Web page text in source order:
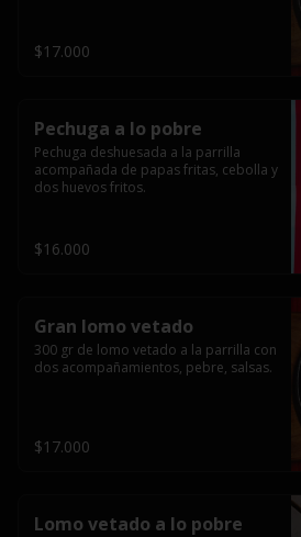
$17.000
Pechuga a lo pobre
Pechuga deshuesada a la parrilla
acompañada de papas fritas, cebolla y
dos huevos fritos.
$16.000
Gran lomo vetado
300 gr de lomo vetado a la parrilla con
dos acompañamientos, pebre, salsas.
$17.000
Lomo vetado a lo pobre